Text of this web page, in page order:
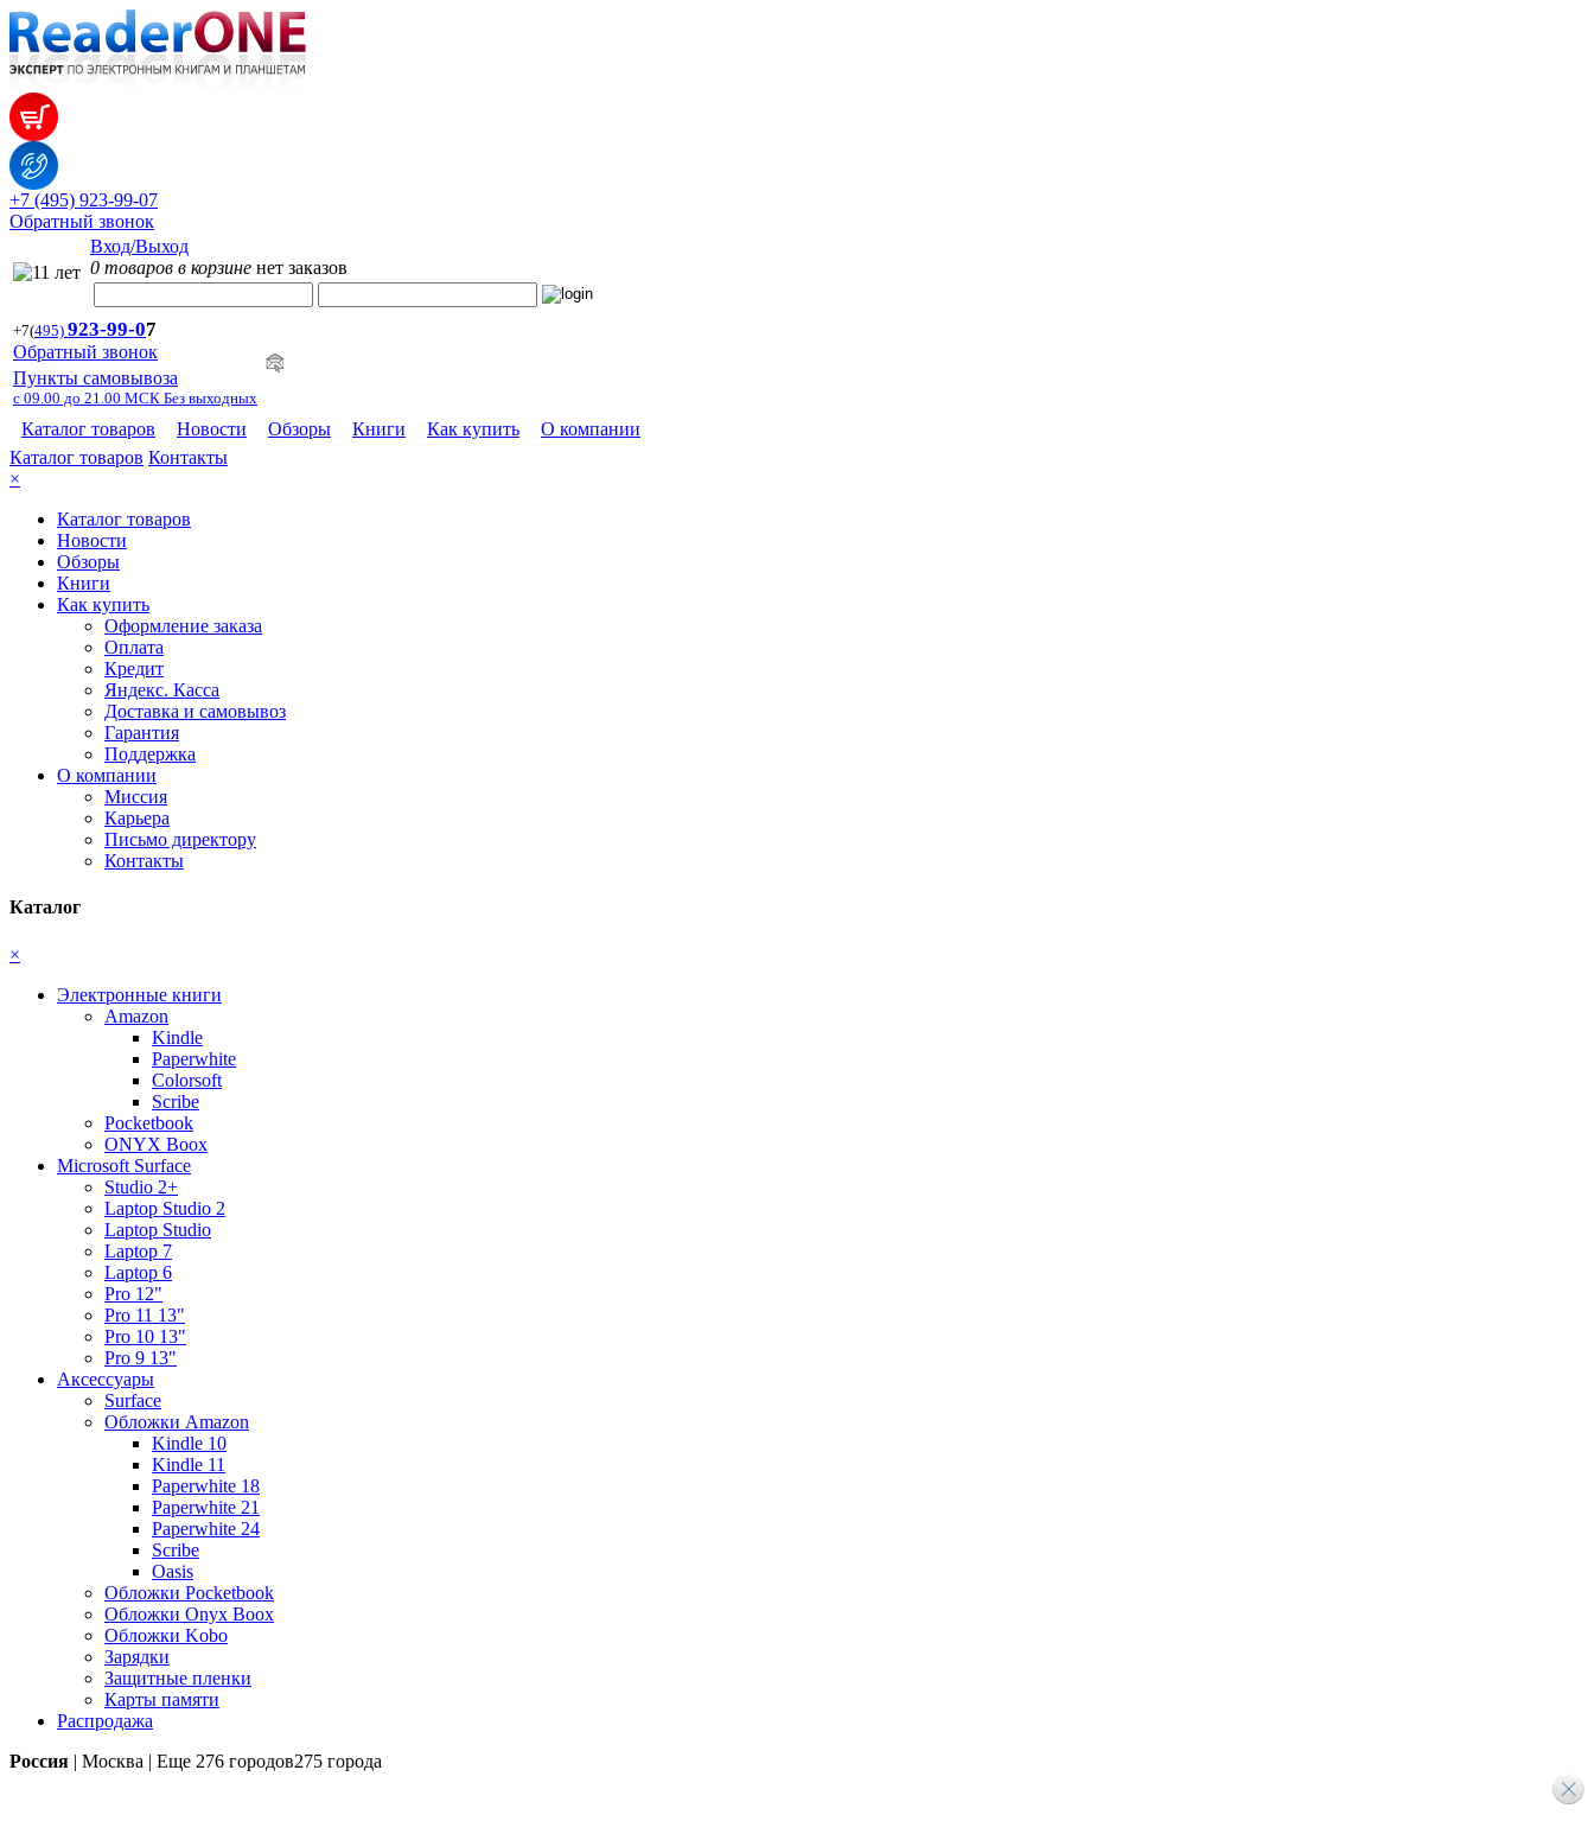
+7 (495) 923-99-07
Обратный звонок
Вход/Выход
0 товаров в корзине нет заказов
+7(495) 923-99-07
Обратный звонок
Пункты самовывоза
с 09.00 до 21.00 МСК Без выходных
Каталог товаров Новости Обзоры Книги Как купить
О компании
Каталог товаров Контакты
×
Каталог товаров
Новости
Обзоры
Книги
Как купить
Оформление заказа
Оплата
Кредит
Яндекс. Касса
Доставка и самовывоз
Гарантия
Поддержка
О компании
Миссия
Карьера
Письмо директору
Контакты
Каталог
×
Электронные книги
Amazon
Kindle
Paperwhite
Colorsoft
Scribe
Pocketbook
ONYX Boox
Microsoft Surface
Studio 2+
Laptop Studio 2
Laptop Studio
Laptop 7
Laptop 6
Pro 12"
Pro 11 13"
Pro 10 13"
Pro 9 13"
Аксессуары
Surface
Обложки Amazon
Kindle 10
Kindle 11
Paperwhite 18
Paperwhite 21
Paperwhite 24
Scribe
Oasis
Обложки Pocketbook
Обложки Onyx Boox
Обложки Kobo
Зарядки
Защитные пленки
Карты памяти
Распродажа
Россия | Москва | Еще 276 городов275 города